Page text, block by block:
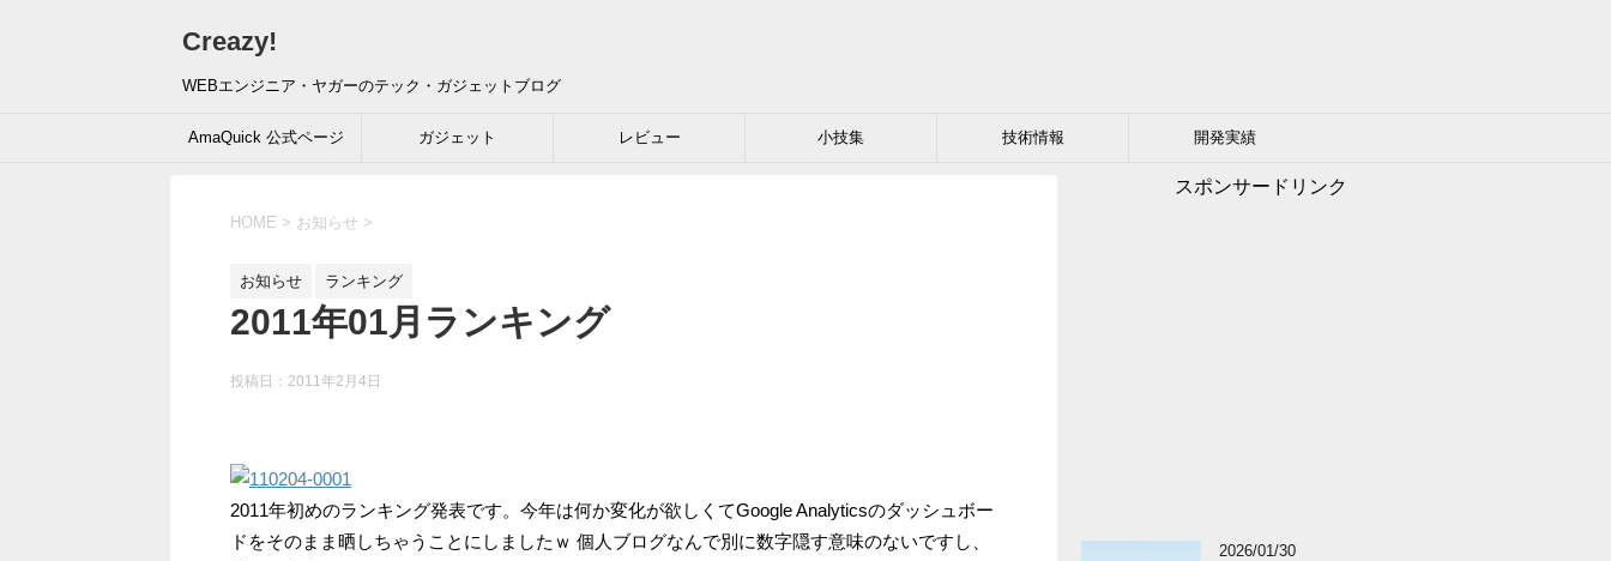
Creazy!
WEBエンジニア・ヤガーのテック・ガジェットブログ
AmaQuick 公式ページ ガジェット レビュー 小技集 技術情報 開発実績
HOME > お知らせ >
お知らせ ランキング
2011年01月ランキング
投稿日： 2011年2月4日
2011年初めのランキング発表です。今年は何か変化が欲しくてGoogle Analyticsのダッシュボー
ドをそのまま晒しちゃうことにしましたｗ 個人ブログなんで別に数字隠す意味のないですし、
スポンサードリンク
2026/01/30